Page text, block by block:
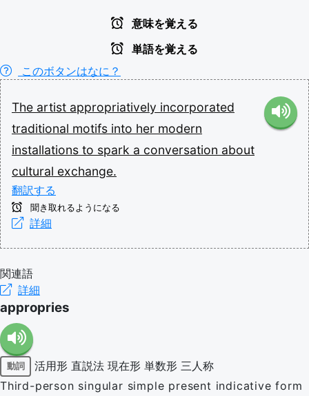
意味を覚える
単語を覚える
このボタンはなに？
The artist appropriatively incorporated
traditional motifs into her modern
installations to spark a conversation about
cultural exchange.
翻訳する
聞き取れるようになる
詳細
関連語
詳細
appropries
動詞 活用形 直説法 現在形 単数形 三人称
Third-person singular simple present indicative form